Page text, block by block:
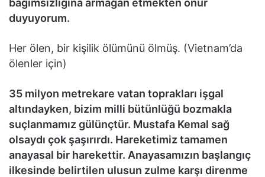
bağımsızlığına armağan etmekten onur
duyuyorum.
Her ölen, bir kişilik ölümünü ölmüş. (Vietnam’da
ölenler için)
35 milyon metrekare vatan toprakları işgal
altındayken, bizim milli bütünlüğü bozmakla
suçlanmamız gülünçtür. Mustafa Kemal sağ
olsaydı çok şaşırırdı. Hareketimiz tamamen
anayasal bir harekettir. Anayasamızın başlangıç
ilkesinde belirtilen ulusun zulme karşı direnme